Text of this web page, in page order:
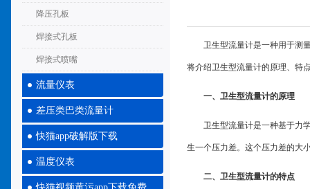
降压孔板
焊接式孔板
焊接式喷嘴
流量仪表
差压类巴类流量计
快猫app破解版下载
温度仪表
卫生型流量计是一种用于测量流
将介绍卫生型流量计的原理、特点
一、卫生型流量计的原理
卫生型流量计是一种基于力学原
生一个压力差。这个压力差的
二、卫生型流量计的特点